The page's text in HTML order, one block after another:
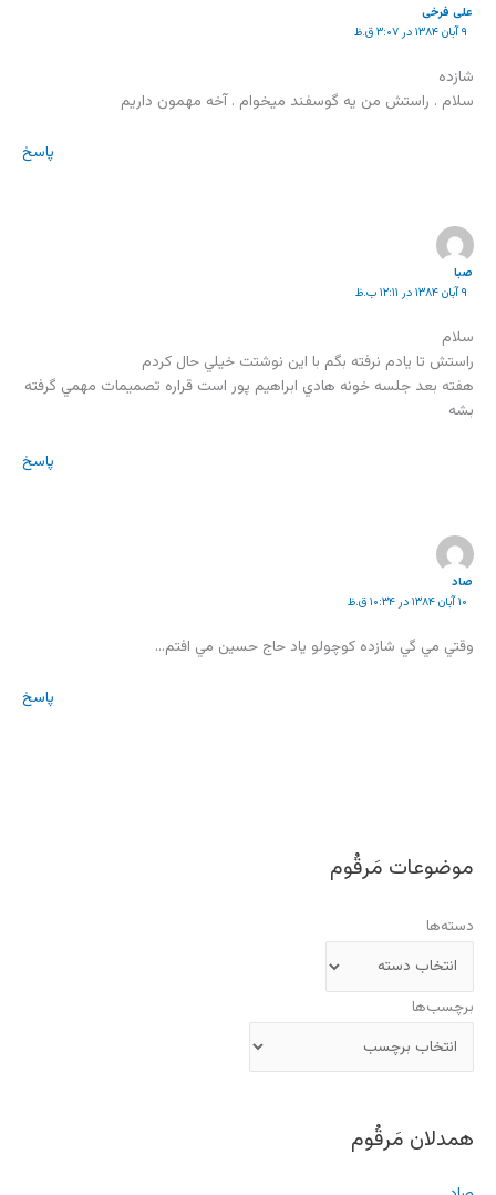
علی فرخی
۹ آبان ۱۳۸۴ در ۳:۰۷ ق.ظ
شازده
سلام . راستش من يه گوسفند ميخوام . آخه مهمون داريم
پاسخ
صبا
۹ آبان ۱۳۸۴ در ۱۲:۱۱ ب.ظ
سلام
راستش تا يادم نرفته بگم با اين نوشتت خيلي حال کردم
هفته بعد جلسه خونه هادي ابراهيم پور است قراره تصميمات مهمي گرفته
بشه
پاسخ
صاد
۱۰ آبان ۱۳۸۴ در ۱۰:۳۴ ق.ظ
وقتي مي گي شازده كوچولو ياد حاج حسين مي افتم…
پاسخ
موضوعات مَرقُوم
دسته‌ها
برچسب‌ها
همدلان مَرقُوم